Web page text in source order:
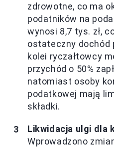
zdrowotne, co ma
podatników na
wynosi 8,7 tys. zł,
ostateczny dochód
kolei ryczałtowcy
przychód o 50%
natomiast osoby
podatkowej mają
składki.
Likwidacja ulgi dla
Wprowadzono